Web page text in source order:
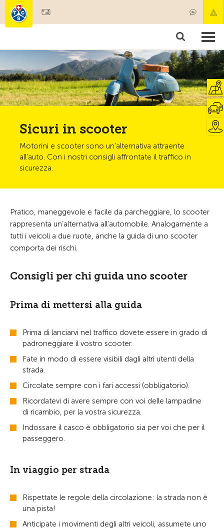
Societariato & prestazioni
Test, sicurezza & salute
Sicuri in scooter
Motorini e scooter sono un'alternativa attraente
all'auto. Con i nostri consigli affrontate il traffico in
sicurezza.
Pratico, maneggevole e facile da parcheggiare, lo scooter
rappresenta un’alternativa all’automobile. Analogamente a
tutti i veicoli a due ruote, anche la guida di uno scooter
comporta dei rischi.
Consigli per chi guida uno scooter
Prima di mettersi alla guida
Prima di lanciarvi nel traffico dovete essere in grado di
padroneggiare il vostro scooter.
Fate in modo di essere visibili dagli altri utenti della
strada.
Circolate sempre con i fari accessi (obbligatorio).
Ricordatevi di avere sempre con voi delle lampadine
di ricambio, per la vostra sicurezza.
Indossare il casco è obbligatorio sia per voi che per il
passeggero.
In viaggio per strada
Rispettate le regole della circolazione: la strada non è
una pista!
Anticipate i movimenti degli altri veicoli, assumete uno